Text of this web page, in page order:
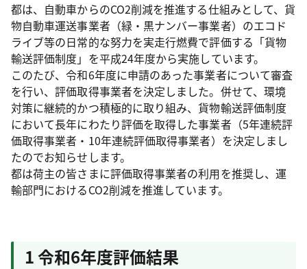
都は、自動車からのCO2削減を推進する仕組みとして、貨
物自動車運送事業者（緑・黒ナンバー事業者）のエコド
ライブ等の日常的な努力を実走行燃費で評価する「貨物
輸送評価制度」を平成24年度から実施しています。
このたび、令和6年度に申請のあった事業者について審査
を行い、評価取得事業者を決定しました。併せて、環境
対策に継続的かつ積極的に取り組み、貨物輸送評価制度
において長年にわたり評価を取得した事業者（5年連続評
価取得事業者・10年連続評価取得事業者）を決定しまし
たのでお知らせします。
都は荷主の皆さまに評価取得事業者の利用を推奨し、運
輸部門におけるCO2削減を推進しています。
1 令和6年度評価結果